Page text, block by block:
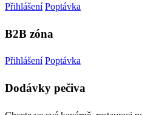
Přihlášení Poptávka
B2B zóna
Přihlášení Poptávka
Dodávky pečiva